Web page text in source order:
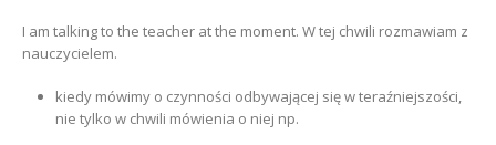
I am talking to the teacher at the moment. W tej chwili rozmawiam z
nauczycielem.
kiedy mówimy o czynności odbywającej się w teraźniejszości,
nie tylko w chwili mówienia o niej np.